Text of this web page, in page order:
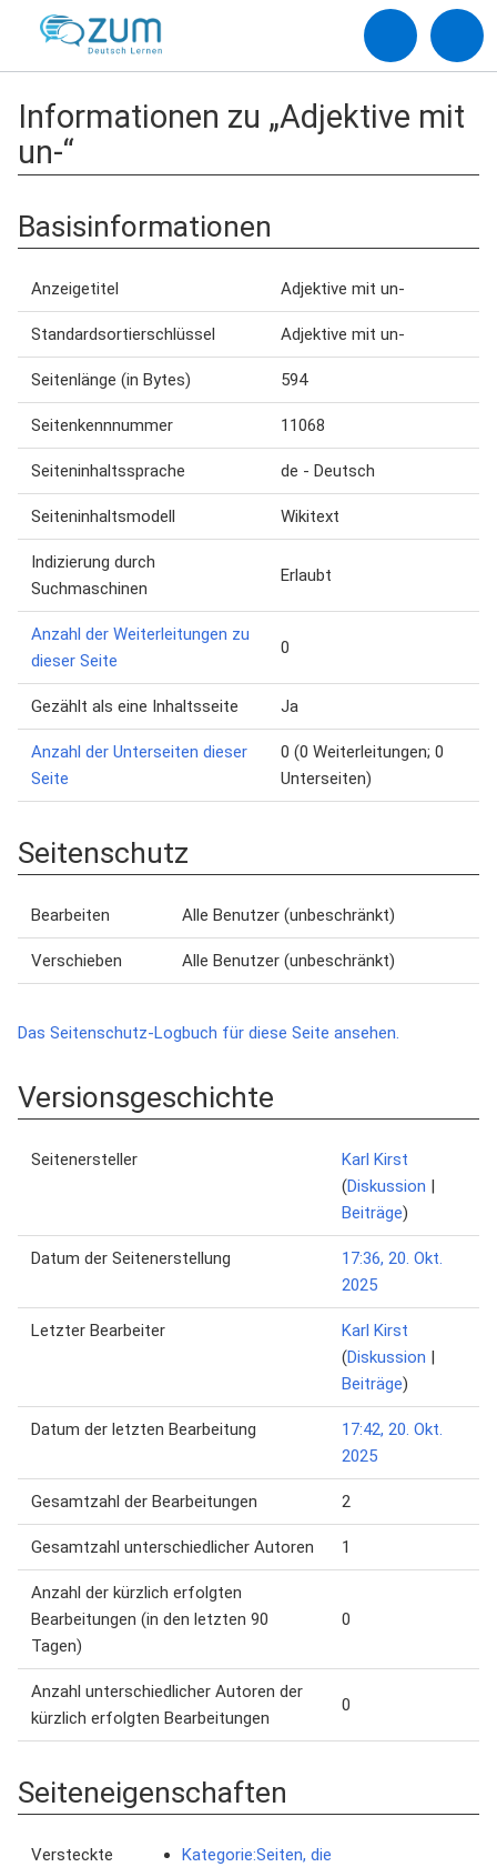
Informationen zu „Adjektive mit
un-“
Basisinformationen
Anzeigetitel Adjektive mit un-
Standardsortierschlüssel Adjektive mit un-
Seitenlänge (in Bytes) 594
Seitenkennnummer 11068
Seiteninhaltssprache de - Deutsch
Seiteninhaltsmodell Wikitext
Indizierung durch
Suchmaschinen
Erlaubt
Anzahl der Weiterleitungen zu
dieser Seite
0
Gezählt als eine Inhaltsseite Ja
Anzahl der Unterseiten dieser
Seite
0 (0 Weiterleitungen; 0
Unterseiten)
Seitenschutz
Bearbeiten Alle Benutzer (unbeschränkt)
Verschieben Alle Benutzer (unbeschränkt)
Das Seitenschutz-Logbuch für diese Seite ansehen.
Versionsgeschichte
Seitenersteller
Karl Kirst
(Diskussion |
Beiträge)
Datum der Seitenerstellung
17:36, 20. Okt.
2025
Letzter Bearbeiter
Karl Kirst
(Diskussion |
Beiträge)
Datum der letzten Bearbeitung
17:42, 20. Okt.
2025
Gesamtzahl der Bearbeitungen 2
Gesamtzahl unterschiedlicher Autoren 1
Anzahl der kürzlich erfolgten
Bearbeitungen (in den letzten 90
Tagen)
0
Anzahl unterschiedlicher Autoren der
kürzlich erfolgten Bearbeitungen
0
Seiteneigenschaften
Versteckte
Kategorie:Seiten, die